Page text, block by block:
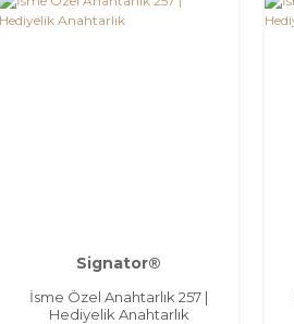
Signator®
İsme Özel Anahtarlık 257 |
Hediyelik Anahtarlık